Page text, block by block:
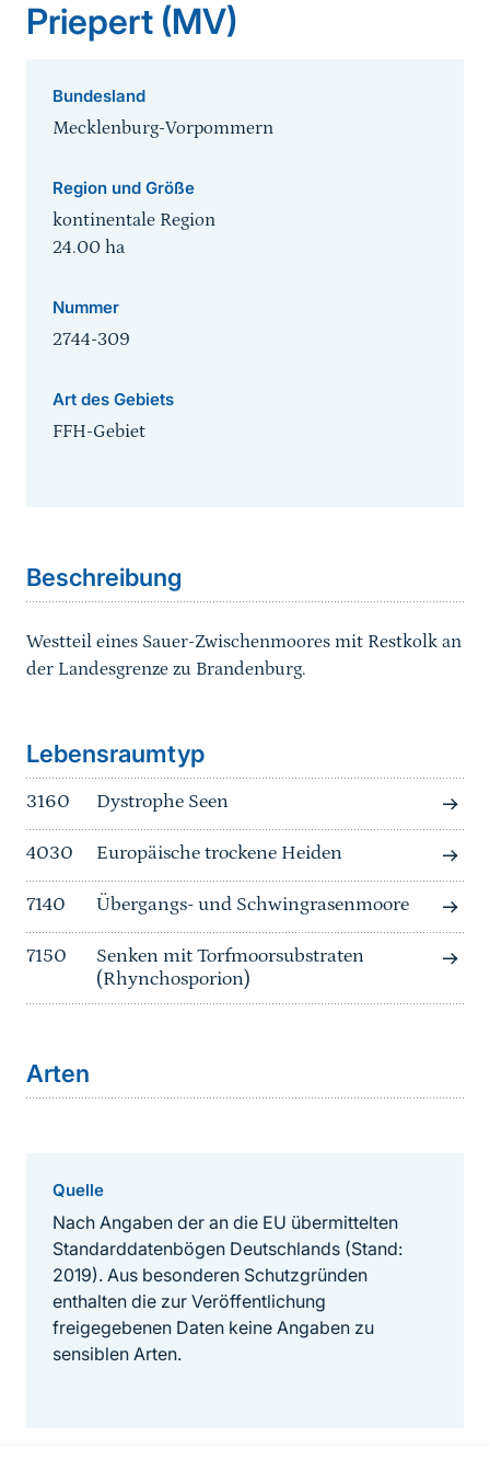
Priepert (MV)
Bundesland
Mecklenburg-Vorpommern
Region und Größe
kontinentale Region
24.00 ha
Nummer
2744-309
Art des Gebiets
FFH-Gebiet
Beschreibung
Westteil eines Sauer-Zwischenmoores mit Restkolk an
der Landesgrenze zu Brandenburg.
Lebensraumtyp
3160 Dystrophe Seen
4030 Europäische trockene Heiden
7140 Übergangs- und Schwingrasenmoore
7150
Senken mit Torfmoorsubstraten
(Rhynchosporion)
Arten
Quelle
Nach Angaben der an die EU übermittelten
Standarddatenbögen Deutschlands (Stand:
2019). Aus besonderen Schutzgründen
enthalten die zur Veröffentlichung
freigegebenen Daten keine Angaben zu
sensiblen Arten.